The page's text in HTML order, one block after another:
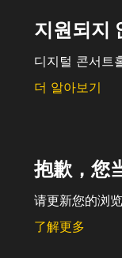
지원되지
디지털 콘서트
더 알아보기
抱歉，您
请更新您的浏
了解更多